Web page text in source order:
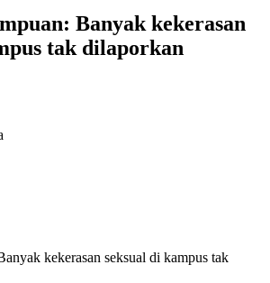
Banyak kekerasan
tak dilaporkan
kekerasan seksual di kampus tak